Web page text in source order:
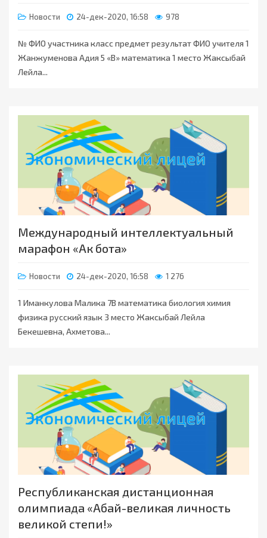
Новости 24-дек-2020, 16:58 978
№ ФИО участника класс предмет результат ФИО учителя 1
Жанжуменова Адия 5 «В» математика 1 место Жаксыбай
Лейла...
Международный интеллектуальный
марафон «Ак бота»
Новости 24-дек-2020, 16:58 1 276
1 Иманкулова Малика 7В математика биология химия
физика русский язык 3 место Жаксыбай Лейла
Бекешевна, Ахметова...
Республиканская дистанционная
олимпиада «Абай-великая личность
великой степи!»